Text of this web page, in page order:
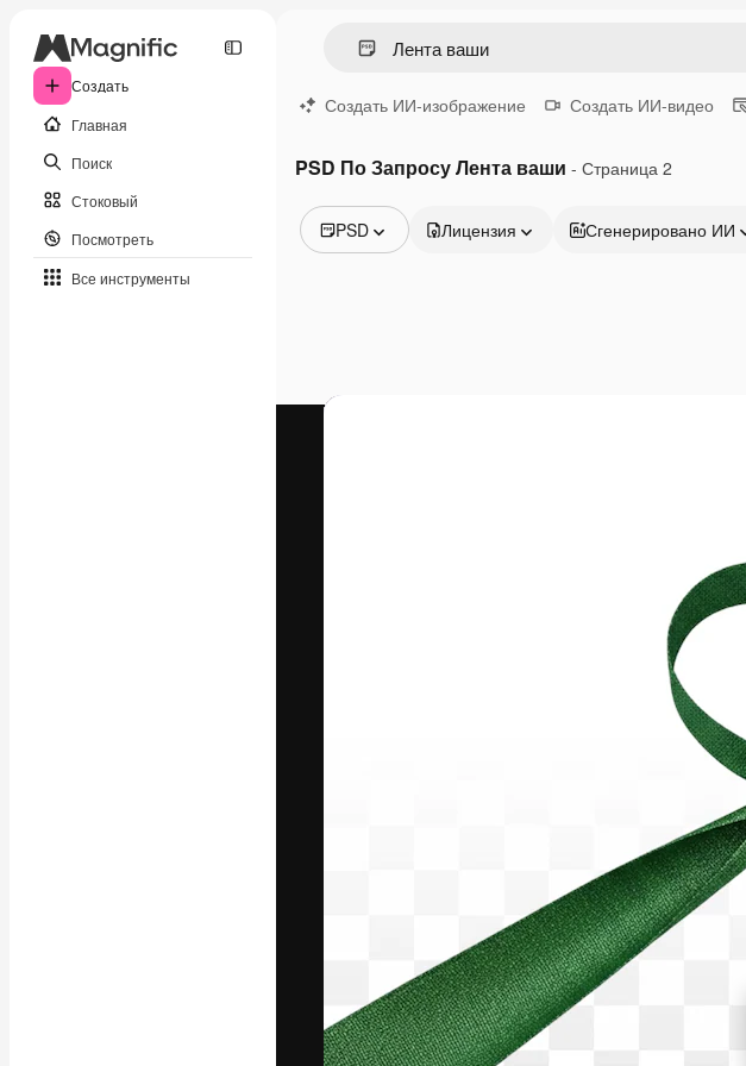
Создать
Главная
Поиск
Стоковый
Посмотреть
Все инструменты
Создать ИИ-изображение Создать ИИ-видео
PSD По Запросу Лента ваши - Страница 2
PSD
Видео
Лицензия Сгенерировано ИИ
ваших лучших работ. Более 1 миллиона